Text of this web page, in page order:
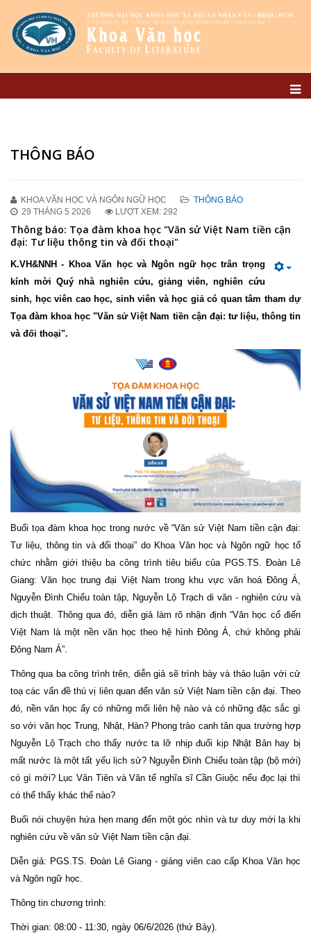
THÔNG BÁO
KHOA VĂN HỌC VÀ NGÔN NGỮ HỌC
THÔNG BÁO
29 THÁNG 5 2026
LƯỢT XEM: 292
Thông báo: Tọa đàm khoa học "Văn sử Việt Nam tiền cận
đại: Tư liệu thông tin và đối thoại"
K.VH&NNH - Khoa Văn học và Ngôn ngữ học trân trọng
kính mời Quý nhà nghiên cứu, giảng viên, nghiên cứu
sinh, học viên cao học, sinh viên và học giả có quan tâm tham dự
Tọa đàm khoa học "Văn sử Việt Nam tiền cận đại: tư liệu, thông tin
và đối thoại".
Buổi tọa đàm khoa học trong nước về “Văn sử Việt Nam tiền cận đại:
Tư liệu, thông tin và đối thoại” do Khoa Văn học và Ngôn ngữ học tổ
chức nhằm giới thiệu ba công trình tiêu biểu của PGS.TS. Đoàn Lê
Giang: Văn học trung đại Việt Nam trong khu vực văn hoá Đông Á,
Nguyễn Đình Chiểu toàn tập, Nguyễn Lộ Trạch di văn - nghiên cứu và
dịch thuật. Thông qua đó, diễn giả làm rõ nhận định “Văn học cổ điển
Việt Nam là một nền văn học theo hệ hình Đông Á, chứ không phải
Đông Nam Á”.
Thông qua ba công trình trên, diễn giả sẽ trình bày và thảo luận với cử
toạ các vấn đề thú vị liên quan đến văn sử Việt Nam tiền cận đại. Theo
đó, nền văn học ấy có những mối liên hệ nào và có những đặc sắc gì
so với văn học Trung, Nhật, Hàn? Phong trào canh tân qua trường hợp
Nguyễn Lộ Trạch cho thấy nước ta lỡ nhịp đuổi kịp Nhật Bản hay bị
mất nước là một tất yếu lịch sử? Nguyễn Đình Chiểu toàn tập (bộ mới)
có gì mới? Lục Vân Tiên và Văn tế nghĩa sĩ Cần Giuộc nếu đọc lại thì
có thể thấy khác thế nào?
Buổi nói chuyện hứa hẹn mang đến một góc nhìn và tư duy mới lạ khi
nghiên cứu về văn sử Việt Nam tiền cận đại.
Diễn giả: PGS.TS. Đoàn Lê Giang - giảng viên cao cấp Khoa Văn học
và Ngôn ngữ học.
Thông tin chương trình:
Thời gian: 08:00 - 11:30, ngày 06/6/2026 (thứ Bảy).